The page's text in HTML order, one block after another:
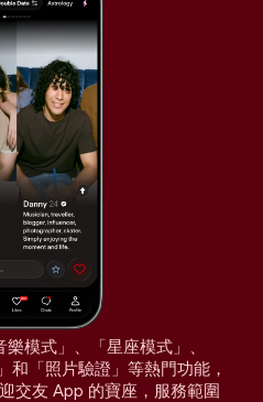
模式」、「星座模式」、
和「照片驗證」等熱門功能，
交友 App 的寶座，服務範圍